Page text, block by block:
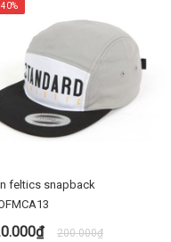
40%
feltics snapback
200.000₫